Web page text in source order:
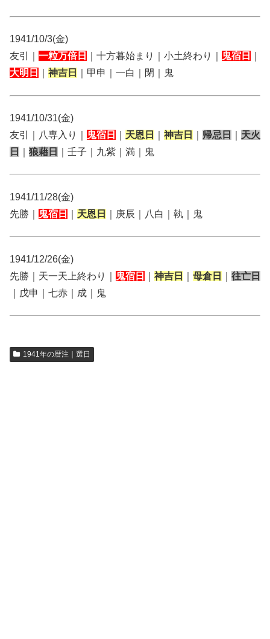
1941/10/3(金)
友引｜ 一粒万倍日 ｜十方暮始まり｜小土終わり｜ 鬼宿日
大明日
神吉日 ｜甲申｜一白｜閉｜鬼
1941/10/31(金)
友引｜八専入り｜
鬼宿日 天恩日 神吉日 帰忌日
天火
日
狼藉日 ｜壬子｜九紫｜満｜鬼
1941/11/28(金)
先勝｜
鬼宿日 天恩日 ｜庚辰｜八白｜執｜鬼
1941/12/26(金)
先勝｜天一天上終わり｜
鬼宿日 神吉日 母倉日
往亡日
｜戊申｜七赤｜成｜鬼
1941年の暦注｜選日